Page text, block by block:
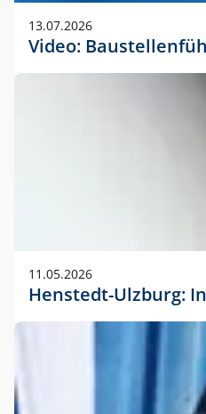
13.07.2026
Video:
11.05.2026
Henstedt-Ulzburg: